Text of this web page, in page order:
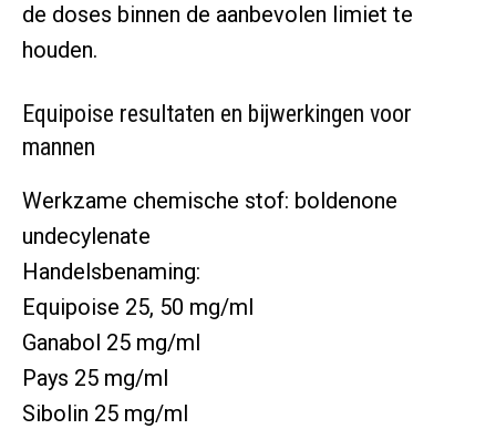
de doses binnen de aanbevolen limiet te
houden.
Equipoise resultaten en bijwerkingen voor
mannen
Werkzame chemische stof: boldenone
undecylenate
Handelsbenaming:
Equipoise 25, 50 mg/ml
Ganabol 25 mg/ml
Pays 25 mg/ml
Sibolin 25 mg/ml